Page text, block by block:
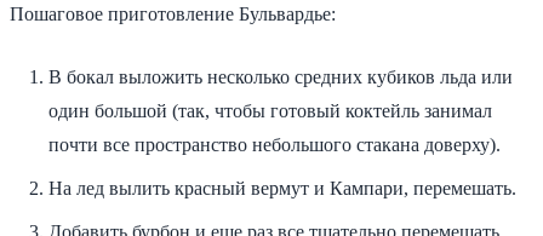
Пошаговое приготовление Бульвардье:
В бокал выложить несколько средних кубиков льда или
один большой (так, чтобы готовый коктейль занимал
почти все пространство небольшого стакана доверху).
На лед вылить красный вермут и Кампари, перемешать.
Добавить бурбон и еще раз все тщательно перемешать